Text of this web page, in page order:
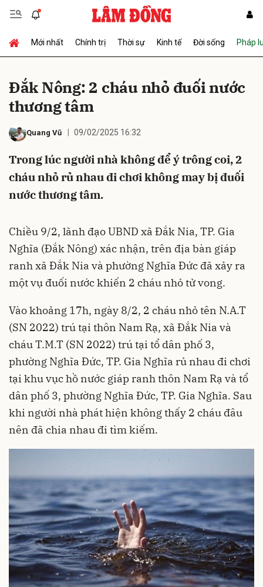
Mới nhất Chính trị Thời sự Kinh tế Đời sống Pháp
Đắk Nông: 2 cháu nhỏ đuối nước
thương tâm
Quang Vũ 09/02/2025 16:32
Trong lúc người nhà không để ý trông coi, 2
cháu nhỏ rủ nhau đi chơi không may bị đuối
nước thương tâm.
Chiều 9/2, lãnh đạo UBND xã Đắk Nia, TP. Gia
Nghĩa (Đắk Nông) xác nhận, trên địa bàn giáp
ranh xã Đắk Nia và phường Nghĩa Đức đã xảy ra
một vụ đuối nước khiến 2 cháu nhỏ tử vong.
Vào khoảng 17h, ngày 8/2, 2 cháu nhỏ tên N.A.T
(SN 2022) trú tại thôn Nam Rạ, xã Đắk Nia và
cháu T.M.T (SN 2022) trú tại tổ dân phố 3,
phường Nghĩa Đức, TP. Gia Nghĩa rủ nhau đi chơi
tại khu vục hồ nước giáp ranh thôn Nam Rạ và tổ
dân phố 3, phường Nghĩa Đức, TP. Gia Nghĩa. Sau
khi người nhà phát hiện không thấy 2 cháu đâu
nên đã chia nhau đi tìm kiếm.
Gửi bình luận
Hủy Gửi